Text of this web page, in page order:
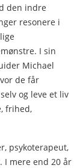
den indre
resonere i
I sin
Michael
de får
og leve et liv
frihed,
psykoterapeut,
I mere end 20 år